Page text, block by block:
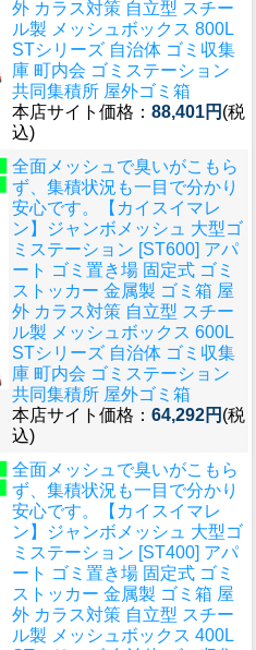
外 カラス対策 自立型 スチー
ル製 メッシュボックス 800L
STシリーズ 自治体 ゴミ収集
庫 町内会 ゴミステーション
共同集積所 屋外ゴミ箱
本店サイト価格： 88,401円 (税
込)
全面メッシュで臭いがこもら
ず、集積状況も一目で分かり
安心です。
【カイスイマレ
ン】ジャンボメッシュ 大型ゴ
ミステーション [ST600] アパ
ート ゴミ置き場 固定式 ゴミ
ストッカー 金属製 ゴミ箱 屋
外 カラス対策 自立型 スチー
ル製 メッシュボックス 600L
STシリーズ 自治体 ゴミ収集
庫 町内会 ゴミステーション
共同集積所 屋外ゴミ箱
本店サイト価格： 64,292円 (税
込)
全面メッシュで臭いがこもら
ず、集積状況も一目で分かり
安心です。
【カイスイマレ
ン】ジャンボメッシュ 大型ゴ
ミステーション [ST400] アパ
ート ゴミ置き場 固定式 ゴミ
ストッカー 金属製 ゴミ箱 屋
外 カラス対策 自立型 スチー
ル製 メッシュボックス 400L